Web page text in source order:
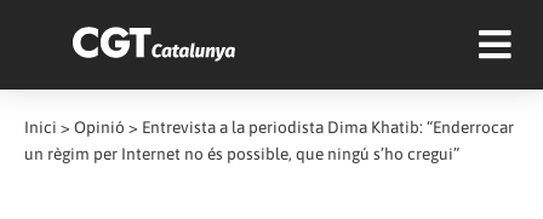
Inici > Opinió > Entrevista a la periodista Dima Khatib: “Enderrocar
un règim per Internet no és possible, que ningú s’ho cregui”